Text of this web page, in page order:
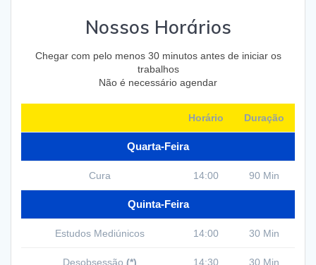
Nossos Horários
Chegar com pelo menos 30 minutos antes de iniciar os
trabalhos
Não é necessário agendar
Horário Duração
Quarta-Feira
Cura 14:00 90 Min
Quinta-Feira
Estudos Mediúnicos 14:00 30 Min
Desobsessão (*) 14:30 30 Min